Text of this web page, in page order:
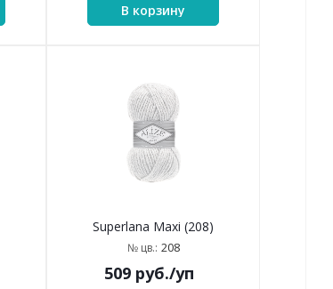
В корзину
Superlana Maxi (208)
№ цв.: 208
509руб./уп